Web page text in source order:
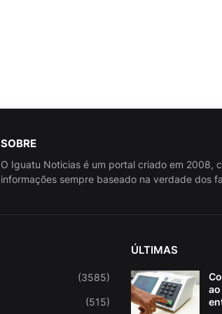
SOBRE
O Iguatu Noticias é um portal criado em 2008,
informações sempre baseado na verdade dos
(3585)
(515)
ÚLTIMAS